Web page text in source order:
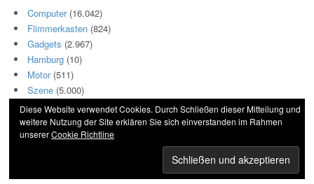
Computer(16.042)
Flimmerkasten (824)
Gadgets (2.967)
Hamburg (10)
Motor(511)
Szene (5.000)
© 2026 Hightech und Blech. All Rights Reserved.
Diese Website verwendet Cookies. Durch Schließen dieser Mitteilung und
weitere Nutzung der Site erklären Sie sich einverstanden im Rahmen
unsererCookie Richtline